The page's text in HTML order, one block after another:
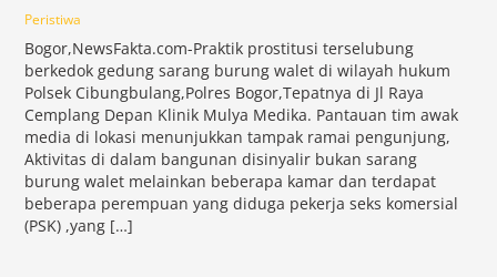
Peristiwa
Bogor,NewsFakta.com-Praktik prostitusi terselubung
berkedok gedung sarang burung walet di wilayah hukum
Polsek Cibungbulang,Polres Bogor,Tepatnya di Jl Raya
Cemplang Depan Klinik Mulya Medika. Pantauan tim awak
media di lokasi menunjukkan tampak ramai pengunjung,
Aktivitas di dalam bangunan disinyalir bukan sarang
burung walet melainkan beberapa kamar dan terdapat
beberapa perempuan yang diduga pekerja seks komersial
(PSK) ,yang […]